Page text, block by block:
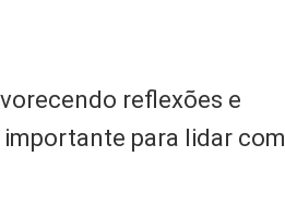
reflexões e
para lidar com